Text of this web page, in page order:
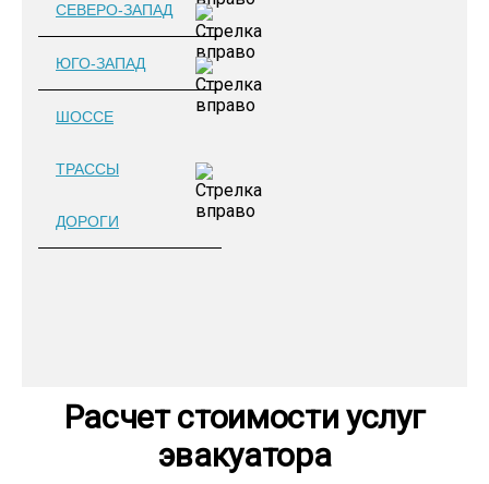
СЕВЕРО-ЗАПАД
ЮГО-ЗАПАД
ШОССЕ
ТРАССЫ
ДОРОГИ
Расчет стоимости услуг
эвакуатора